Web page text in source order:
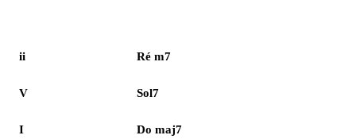
ii Ré m7
V Sol7
I Do maj7